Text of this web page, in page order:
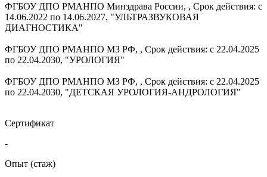
ФГБОУ ДПО РМАНПО Минздрава России, , Срок действия: с
14.06.2022 по 14.06.2027, "УЛЬТРАЗВУКОВАЯ
ДИАГНОСТИКА"
ФГБОУ ДПО РМАНПО МЗ РФ, , Срок действия: с 22.04.2025
по 22.04.2030, "УРОЛОГИЯ"
ФГБОУ ДПО РМАНПО МЗ РФ, , Срок действия: с 22.04.2025
по 22.04.2030, "ДЕТСКАЯ УРОЛОГИЯ-АНДРОЛОГИЯ"
Сертификат
-
Опыт (стаж)